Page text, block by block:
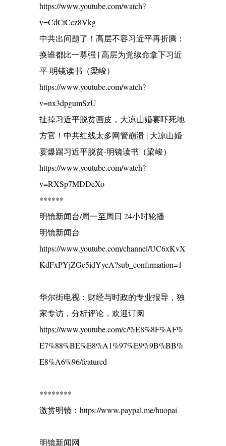
https://www.youtube.com/watch?
v=CdCtCcz8Vkg
中共出问题了！高层不容习近平再折腾：
换谁都比一尊强 | 高层为党续命拿下习近
平-明镜读书（梁峻）
https://www.youtube.com/watch?
v=nx3dpgumSzU
扯掉习近平脱贫画皮，大凉山婚宴吓死地
方官！中共红线太多网管崩溃 | 大凉山婚
宴爆踢习近平脱贫-明镜读书（梁峻）
https://www.youtube.com/watch?
v=RXSp7MDDeXo
******
明镜新闻台/周一至周日 24小时轮播
明镜新闻台
https://www.youtube.com/channel/UC6xKvX
KdFxPYjZGc5idYycA?sub_confirmation=1
华尔街电视：财经与时政的专业报导，独
家专访，分析评论，欢迎订阅
https://www.youtube.com/c/%E8%8F%AF%
E7%88%BE%E8%A1%97%E9%9B%BB%
E8%A6%96/featured
********
激赏明镜：https://www.paypal.me/huopai
明镜新闻网